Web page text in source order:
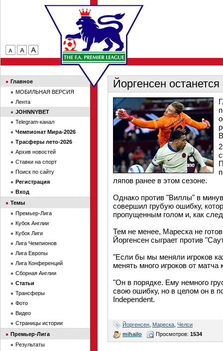
Йоргенсен
ляпов ранее в этом сезоне.
Однако против "Виллы" в
совершил грубую ошибку,
пропущенным голом и, как
Тем не менее, Мареска не
Йоргенсен сыграет против
"Если бы мы меняли игроков
менять много игроков от матча
"Он в порядке. Ему немного
свою ошибку, но в целом он в
Independent.
Йоргенсен Мареска Челси
mihajlo
Просмотров: 1534
Главное
МОБИЛЬНАЯ ВЕРСИЯ
Лента
JOHNNYBET
Telegram-канал
Чемпионат Мира-2026
Трасферы лето-2026
Архив новостей
Ставки на спорт
Поиск по сайту
Регистрация
Вход
Темы
Премьер-Лига
Кубок Англии
Кубок Лиги
Лига Чемпионов
Лига Европы
Лига Конференций
Сборная Англии
Статьи
Трансферы
Фото
Видео
Страницы истории
Премьер-Лига
Результаты